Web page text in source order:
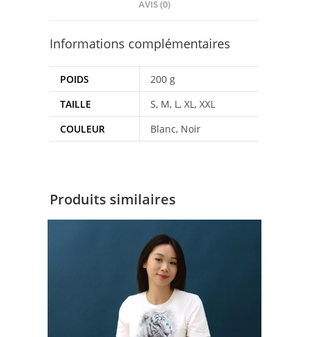
AVIS (0)
Informations complémentaires
POIDS
200 g
TAILLE
S, M, L, XL, XXL
COULEUR
Blanc, Noir
Produits similaires